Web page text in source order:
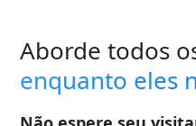
Aborde todos
enquanto eles